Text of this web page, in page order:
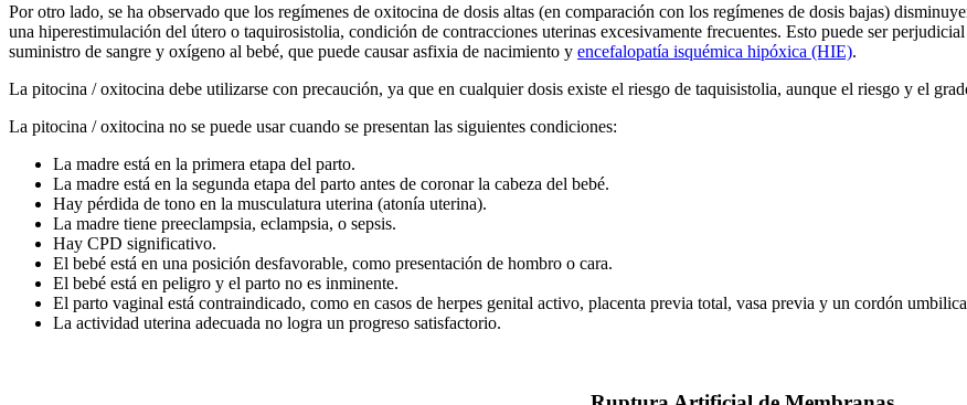
Por otro lado, se ha observado que los regímenes de oxitocina de dosis altas (en comparación con los regímenes de dosis bajas)
una hiperestimulación del útero o taquirosistolia, condición de contracciones uterinas excesivamente frecuentes. Esto puede ser
suministro de sangre y oxígeno al bebé, que puede causar asfixia de nacimiento y encefalopatía isquémica hipóxica (HIE).
La pitocina / oxitocina debe utilizarse con precaución, ya que en cualquier dosis existe el riesgo de taquisistolia, aunque el riesgo y el
La pitocina / oxitocina no se puede usar cuando se presentan las siguientes condiciones:
La madre está en la primera etapa del parto.
La madre está en la segunda etapa del parto antes de coronar la cabeza del bebé.
Hay pérdida de tono en la musculatura uterina (atonía uterina).
La madre tiene preeclampsia, eclampsia, o sepsis.
Hay CPD significativo.
El bebé está en una posición desfavorable, como presentación de hombro o cara.
El bebé está en peligro y el parto no es inminente.
El parto vaginal está contraindicado, como en casos de herpes genital activo, placenta previa total, vasa previa y un cordón
La actividad uterina adecuada no logra un progreso satisfactorio.